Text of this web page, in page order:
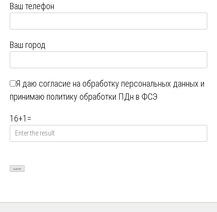
Ваш телефон
Ваш город
Я даю согласие на обработку персональных данных и
принимаю политику обработки ПДн в ФСЭ
16+1 =